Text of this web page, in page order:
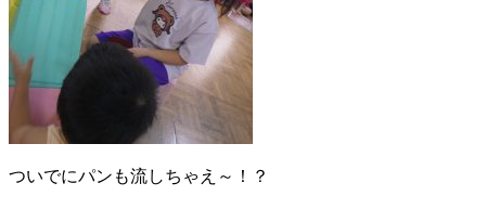
ついでにパンも流しちゃえ～！？